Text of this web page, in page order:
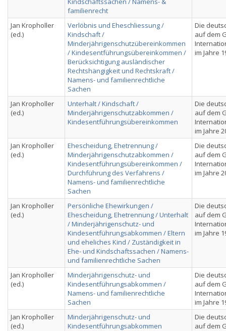
familienrecht
Jan Kropholler
(ed.)
Verlöbnis und Eheschliessung /
Kindschaft /
Minderjährigenschutzübereinkommen
/ Kindesentführungsübereinkommen /
Berücksichtigung ausländischer
Rechtshängigkeit und Rechtskraft /
Namens- und familienrechtliche
Sachen
Die
auf dem
im Jahre
Jan Kropholler
(ed.)
Unterhalt / Kindschaft /
Minderjährigenschutzabkommen /
Kindesentführungsübereinkommen
Die
auf dem
im Jahre
Jan Kropholler
(ed.)
Ehescheidung, Ehetrennung /
Minderjährigenschutzabkommen /
Kindesentführungsübereinkommen /
Durchführung des Verfahrens /
Namens- und familienrechtliche
Sachen
Die
auf dem
im Jahre
Jan Kropholler
(ed.)
Persönliche Ehewirkungen /
Ehescheidung, Ehetrennung / Unterhalt
/ Minderjährigenschutz- und
Kindesentführungsabkommen / Eltern
und eheliches Kind / Zuständigkeit in
Ehe- und Kindschaftssachen / Namens-
und familienrechtliche Sachen
Die
auf dem
im Jahre
Jan Kropholler
(ed.)
Minderjährigenschutz- und
Kindesentführungsabkommen /
Namens- und familienrechtliche
Sachen
Die
auf dem
im Jahre
Jan Kropholler
(ed.)
Minderjährigenschutz- und
Kindesentführungsabkommen
Die
auf dem